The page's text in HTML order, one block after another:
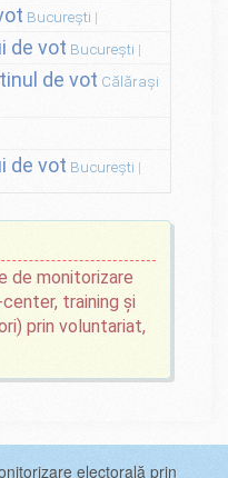
București
de vot București
de vot Călărași
de vot București
de monitorizare
training și
prin voluntariat,
electorală prin